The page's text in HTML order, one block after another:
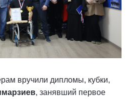
вручили дипломы, кубки,
, занявший первое